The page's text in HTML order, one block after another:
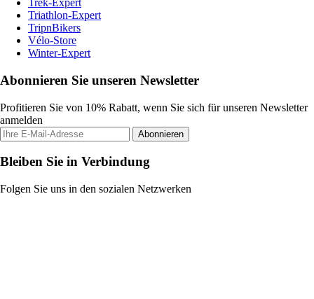
Trek-Expert
Triathlon-Expert
TripnBikers
Vélo-Store
Winter-Expert
Abonnieren Sie unseren Newsletter
Profitieren Sie von 10% Rabatt, wenn Sie sich für unseren Newsletter
anmelden
Abonnieren
Bleiben Sie in Verbindung
Folgen Sie uns in den sozialen Netzwerken